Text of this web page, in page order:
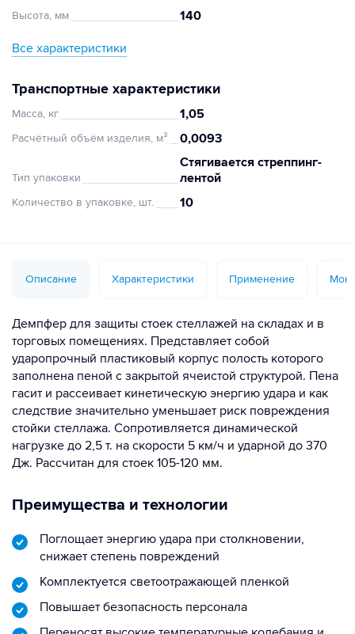
Высота, мм 140
Все характеристики
Транспортные характеристики
Масса, кг 1,05
Расчётный объём изделия, м³ 0,0093
Тип упаковки
Стягивается стреппинг-
лентой
Количество в упаковке, шт. 10
Описание Характеристики Применение
Демпфер для защиты стоек стеллажей на складах и в
торговых помещениях. Представляет собой
ударопрочный пластиковый корпус полость которого
заполнена пеной с закрытой ячеистой структурой. Пена
гасит и рассеивает кинетическую энергию удара и как
следствие значительно уменьшает риск повреждения
стойки стеллажа. Сопротивляется динамической
нагрузке до 2,5 т. на скорости 5 км/ч и ударной до 370
Дж. Рассчитан для стоек 105-120 мм.
Преимущества и технологии
Поглощает энергию удара при столкновении,
снижает степень повреждений
Комплектуется светоотражающей пленкой
Повышает безопасность персонала